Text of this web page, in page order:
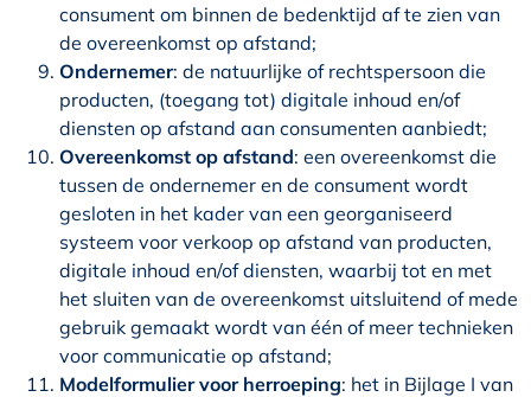
consument om binnen de bedenktijd af te zien van
de overeenkomst op afstand;
Ondernemer: de natuurlijke of rechtspersoon die
producten, (toegang tot) digitale inhoud en/of
diensten op afstand aan consumenten aanbiedt;
Overeenkomst op afstand: een overeenkomst die
tussen de ondernemer en de consument wordt
gesloten in het kader van een georganiseerd
systeem voor verkoop op afstand van producten,
digitale inhoud en/of diensten, waarbij tot en met
het sluiten van de overeenkomst uitsluitend of mede
gebruik gemaakt wordt van één of meer technieken
voor communicatie op afstand;
Modelformulier voor herroeping: het in Bijlage I van